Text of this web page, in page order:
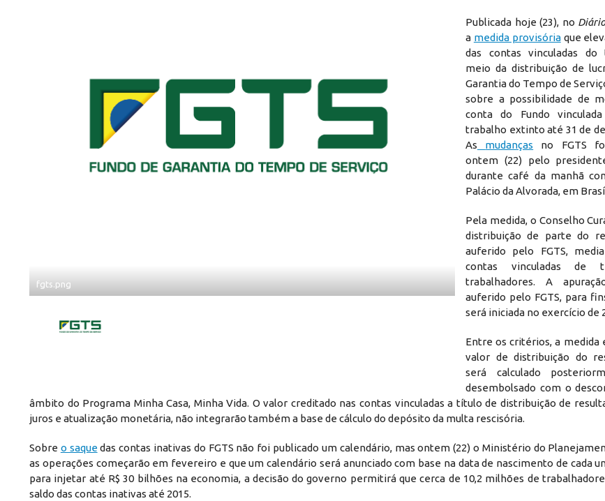
fgts.png
Publicada hoje (23), no
a medida provisóriaque
das contas vinculadas do
meio da distribuição de
Garantia do Tempo de
sobre a possibilidade de
conta do Fundo
trabalho extinto até 31 de
As
mudanças no FGTS
ontem (22) pelo
durante café da manhã
Palácio da Alvorada, em
Pela medida, o Conselho
distribuição de parte do
auferido pelo FGTS,
contas vinculadas de
trabalhadores. A
auferido pelo FGTS, para
será iniciada no exercício de
Entre os critérios, a medida
valor de distribuição do
será calculado
desembolsado com o
âmbito do Programa Minha Casa, Minha Vida. O valor creditado nas contas vinculadas a título de distribuição de
juros e atualização monetária, não integrarão também a base de cálculo do depósito da multa rescisória.
Sobre o saquedas contas inativas do FGTS não foi publicado um calendário, mas ontem (22) o Ministério do
as operações começarão em fevereiro e que um calendário será anunciado com base na data de nascimento de cada
para injetar até R$ 30 bilhões na economia, a decisão do governo permitirá que cerca de 10,2 milhões de
saldo das contas inativas até 2015.